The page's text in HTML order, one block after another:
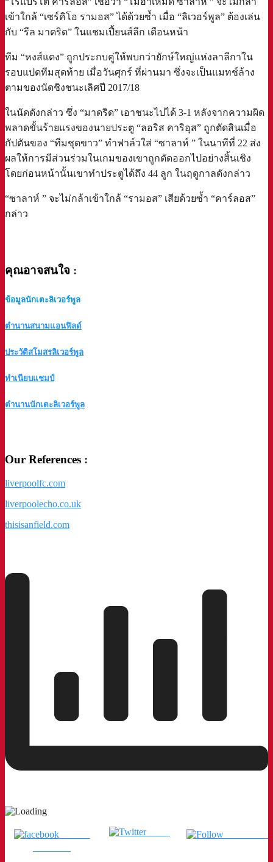
เข้าใกล้ “เซร์คิโอ รามอส” ได้ด้วยซ้ำ เมื่อ “ลิเวอร์พูล” ต้องเล่น
กับ “รีล มาดริด” ในแชมเปี้ยนส์ลีก เดือนหน้า
ทีม “หงส์แดง” ถูกประกบคู่ให้พบกว่ายักษ์ใหญ่แห่งลาลีกาใน
รอบแปดทีมสุดท้าย เมื่อวันศุกร์ ที่ผ่านมา ซึ่งจะเป็นแมทช์ล้าง
ตามของนัดชิงชนะเลิศปี 2017/18
ในนัดดังกล่าว ซึ่ง “มาดริด” เอาชนะไปได้ 3-1 หลังจากความผิด
พลาดขั้นร้ายแรงของนายประตู “ลอริส คาริอุส” ถูกตัดสินเมื่อ
กัปตันของ “ทีมชุดขาว” ทำฟาล์วใส่ “ซาลาห์ ” ในนาทีที่ 22 ส่ง
ผลให้การมีส่วนร่วมในเกมของเขาถูกตัดออกไปอย่างสิ้นเชิง
โดยก่อนหน้านั้นเขาทำประตูได้ถึง 44 ลูก ในฤดูกาลดังกล่าว
“ซาลาห์ ” จะไม่กล้าเข้าใกล้ “รามอส” เสียด้วยซ้ำ “คาร์ลอส”
กล่าว
คุณอาจสนใจ :
ข้อมูลนักเตะลิเวอร์พูล
ตำนานสนามแอนฟิลด์
ประวัติสโมสรลิเวอร์พูล
ทำเนียบแชมป์
ตำนานนักเตะลิเวอร์พูล
Our References :
liverpoolfc.com
liverpoolecho.co.uk
thisisanfield.com
แชร์บน
Tweet